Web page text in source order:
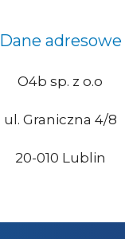
Dane adresowe
O4b sp. z o.o
ul. Graniczna 4/8
20-010 Lublin